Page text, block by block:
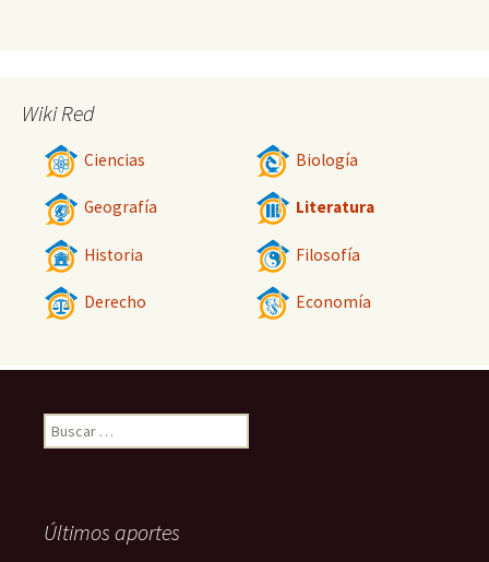
Wiki Red
Ciencias Biología
Geografía Literatura
Historia Filosofía
Derecho Economía
Buscar:
Últimos aportes